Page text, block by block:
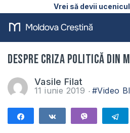
Vrei să devii
Despre criza politică din
Vasile Filat
11 iunie 2019 #Video
Share Share